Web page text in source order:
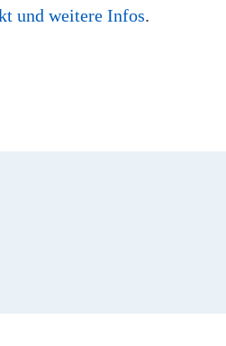
und weitere Infos.